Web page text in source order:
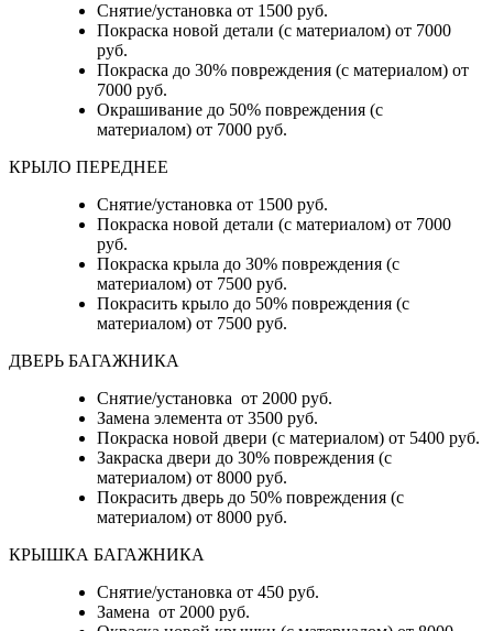
Снятие/установка от 1500 руб.
Покраска новой детали (с материалом) от 7000
руб.
Покраска до 30% повреждения (с материалом) от
7000 руб.
Окрашивание до 50% повреждения (с
материалом) от 7000 руб.
КРЫЛО ПЕРЕДНЕЕ
Снятие/установка от 1500 руб.
Покраска новой детали (с материалом) от 7000
руб.
Покраска крыла до 30% повреждения (с
материалом) от 7500 руб.
Покрасить крыло до 50% повреждения (с
материалом) от 7500 руб.
ДВЕРЬ БАГАЖНИКА
Снятие/установка от 2000 руб.
Замена элемента от 3500 руб.
Покраска новой двери (с материалом) от 5400 руб.
Закраска двери до 30% повреждения (с
материалом) от 8000 руб.
Покрасить дверь до 50% повреждения (с
материалом) от 8000 руб.
КРЫШКА БАГАЖНИКА
Снятие/установка от 450 руб.
Замена от 2000 руб.